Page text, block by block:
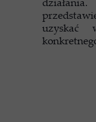
uzyskać